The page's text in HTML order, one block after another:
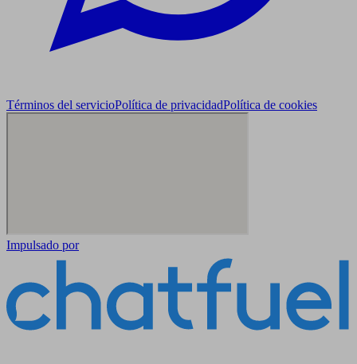
Términos del servicioPolítica de privacidadPolítica de cookies
Impulsado por